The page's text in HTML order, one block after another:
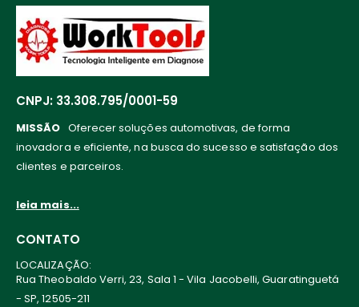
CNPJ: 33.308.795/0001-59
MISSÃO Oferecer soluções automotivas, de forma
inovadora e eficiente, na busca do sucesso e satisfação dos
clientes e parceiros.
leia mais...
CONTATO
LOCALIZAÇÃO:
Rua Theobaldo Verri, 23, Sala 1 - Vila Jacobelli, Guaratinguetá
- SP, 12505-211